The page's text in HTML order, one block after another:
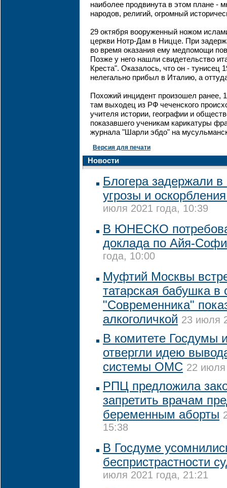
наиболее продвинута в этом плане -
народов, религий, огромный
29 октября вооруженный ножом
церкви Нотр-Дам в Ницце. При
во время оказания ему медпомощи
Позже у него нашли свидетельство
Креста". Оказалось, что он - тунисец
нелегально прибыл в Италию, а
Похожий инцидент произошел ранее,
там выходец из РФ чеченского
учителя истории, географии и
показавшего ученикам карикатуры
журнала "Шарли эбдо" на
Версия для печати
Новости
Блогера задержали в
угрозы и
июля 2021 года, 10:39
В ЮНЕСКО
доклада по Айя-
года, 10:00
Муфтий Москвы
татарская бабушка в
"Современника"
алкоголичкой 23 июля
В комитете Госдумы
отвергли идею
системы ОМС 22 июля
РПЦ предложила
запретить врачам
беременным аборты
15:38
В Госдуме
беспристрастности
июля 2021 года, 21:21